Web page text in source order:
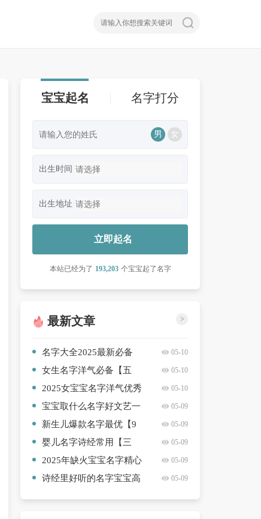
宝宝起名 名字打分
男 女
出生时间
出生地址
立即起名
本站已经为了 193,203 个宝宝起了名字
最新文章 >
名字大全2025最新必备
【三篇】
05-10
女生名字洋气必备【五
篇】
05-10
2025女宝宝名字洋气优秀
【10篇】
05-10
宝宝取什么名字好文艺一
点的简洁【4篇】
05-09
新生儿爆款名字最优【9
篇】
05-09
婴儿名字诗经常用【三
篇】
05-09
2025年缺火宝宝名字精心
挑选【4篇】
05-09
诗经里好听的名字宝宝高
05-09